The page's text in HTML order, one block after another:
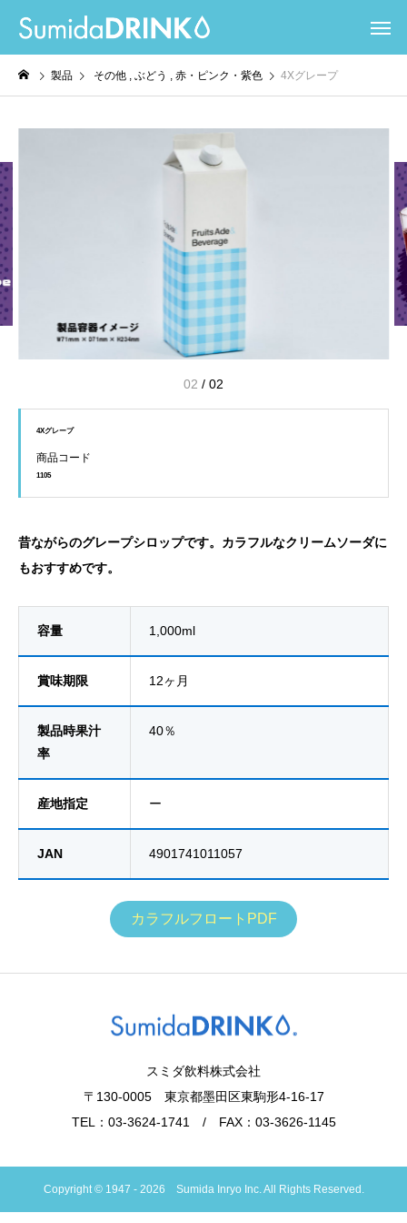
製品 その他 ぶどう 赤・ピンク・紫色 4Xグレープ
02 / 02
4Xグレープ
商品コード
1105
昔ながらのグレープシロップです。カラフルなクリームソーダに
もおすすめです。
容量 1,000ml
賞味期限 12ヶ月
製品時果汁
率
40％
産地指定 ー
JAN 4901741011057
カラフルフロートPDF
スミダ飲料株式会社
〒130-0005 東京都墨田区東駒形4-16-17
TEL：03-3624-1741 / FAX：03-3626-1145
Copyright © 1947 - 2026 Sumida Inryo Inc. All Rights Reserved.